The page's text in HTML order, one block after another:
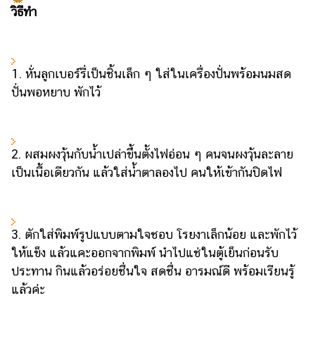
วิธีทำ
1. หั่นลูกเบอร์รี่เป็นชิ้นเล็ก ๆ ใส่ในเครื่องปั่นพร้อมนมสด
ปั่นพอหยาบ พักไว้
2. ผสมผงวุ้นกับน้ำเปล่าขึ้นตั้งไฟอ่อน ๆ คนจนผงวุ้นละลาย
เป็นเนื้อเดียวกัน แล้วใส่น้ำตาลองไป คนให้เข้ากันปิดไฟ
3. ตักใส่พิมพ์รูปแบบตามใจชอบ โรยงาเล็กน้อย และพักไว้
ให้แข็ง แล้วแคะออกจากพิมพ์ นำไปแช่ในตู้เย็นก่อนรับ
ประทาน กินแล้วอร่อยชื่นใจ สดชื่น อารมณ์ดี พร้อมเรียนรู้
แล้วค่ะ